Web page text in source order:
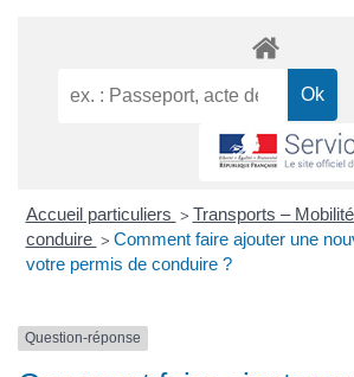
Accueil particuliers > Transports – Mobilité
conduire > Comment faire ajouter une
votre permis de conduire ?
Question-réponse